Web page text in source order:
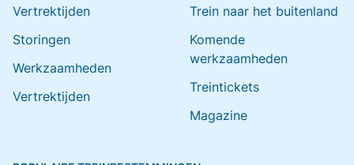
Vertrektijden
Storingen
Werkzaamheden
Vertrektijden
Trein naar het buitenland
Komende
werkzaamheden
Treintickets
Magazine